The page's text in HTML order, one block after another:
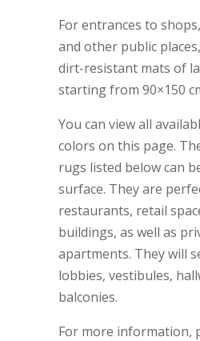
For entrances to
and other public
dirt-resistant mats of
starting from 90×150
You can view all
colors on this page.
rugs listed below can
surface. They are
restaurants, retail
buildings, as well as
apartments. They will
lobbies, vestibules,
balconies.
For more information,